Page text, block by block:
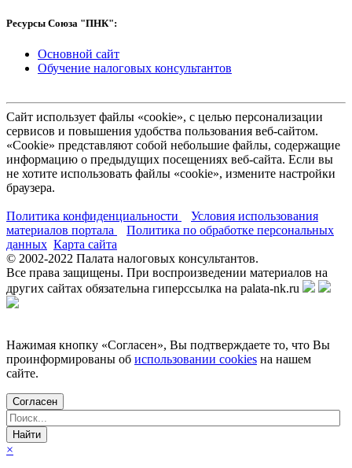
Ресурсы Союза "ПНК":
Основной сайт
Обучение налоговых консультантов
Сайт использует файлы «cookie», с целью персонализации
сервисов и повышения удобства пользования веб-сайтом.
«Cookie» представляют собой небольшие файлы, содержащие
информацию о предыдущих посещениях веб-сайта. Если вы
не хотите использовать файлы «cookie», измените настройки
браузера.
Политика конфиденциальности
Условия использования
материалов портала
Политика по обработке персональных
данных Карта сайта
© 2002-2022 Палата налоговых консультантов.
Все права защищены. При воспроизведении материалов на
других сайтах обязательна гиперссылка на palata-nk.ru
Нажимая кнопку «Согласен», Вы подтверждаете то, что Вы
проинформированы об использовании cookies на нашем
сайте.
Согласен
×